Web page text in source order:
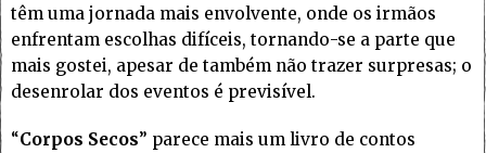
têm uma jornada mais envolvente, onde os irmãos
enfrentam escolhas difíceis, tornando-se a parte que
mais gostei, apesar de também não trazer surpresas; o
desenrolar dos eventos é previsível.
“Corpos Secos” parece mais um livro de contos